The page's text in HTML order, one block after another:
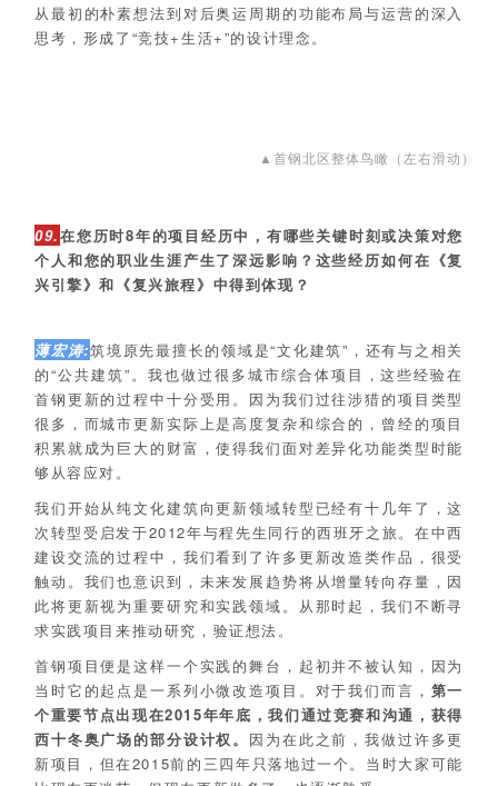
从最初的朴素想法到对后奥运周期的功能布局与运营的深入
思考，形成了“竞技+生活+”的设计理念。
▲首钢北区整体鸟瞰（左右滑动）
09.在您历时8年的项目经历中，有哪些关键时刻或决策对您
个人和您的职业生涯产生了深远影响？这些经历如何在《复
兴引擎》和《复兴旅程》中得到体现？
薄宏涛:筑境原先最擅长的领域是“文化建筑”，还有与之相关
的“公共建筑”。我也做过很多城市综合体项目，这些经验在
首钢更新的过程中十分受用。因为我们过往涉猎的项目类型
很多，而城市更新实际上是高度复杂和综合的，曾经的项目
积累就成为巨大的财富，使得我们面对差异化功能类型时能
够从容应对。
我们开始从纯文化建筑向更新领域转型已经有十几年了，这
次转型受启发于2012年与程先生同行的西班牙之旅。在中西
建设交流的过程中，我们看到了许多更新改造类作品，很受
触动。我们也意识到，未来发展趋势将从增量转向存量，因
此将更新视为重要研究和实践领域。从那时起，我们不断寻
求实践项目来推动研究，验证想法。
首钢项目便是这样一个实践的舞台，起初并不被认知，因为
当时它的起点是一系列小微改造项目。对于我们而言， 第一
个重要节点出现在2015年年底，我们通过竞赛和沟通，获得
西十冬奥广场的部分设计权。 因为在此之前，我做过许多更
新项目，但在2015前的三四年只落地过一个。当时大家可能